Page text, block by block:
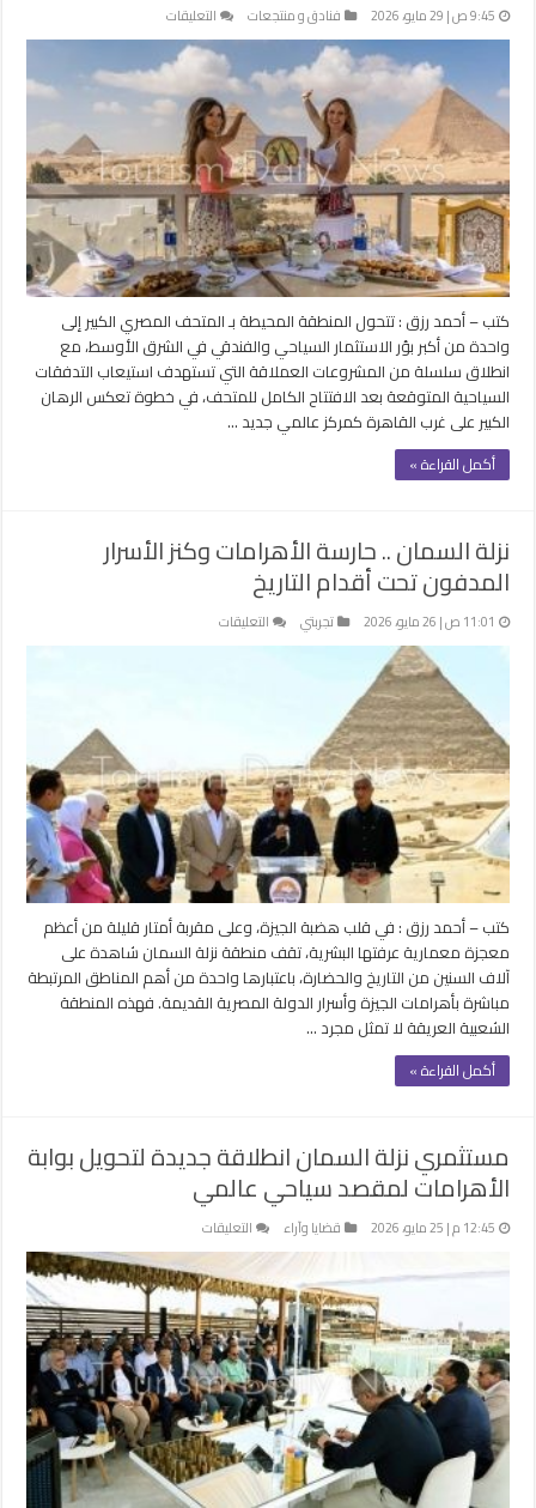
9:45 ص | 29 مايو، 2026 فنادق و منتجعات التعليقات
طفرة
فندقية
حول
المتحف
واستثمارات
كبرى
تعيد
رسم
خريطة
سياحة
مصر
مغلقة
كتب – أحمد رزق : تتحول المنطقة المحيطة بـ المتحف المصري الكبير إلى
واحدة من أكبر بؤر الاستثمار السياحي والفندقي في الشرق الأوسط، مع
انطلاق سلسلة من المشروعات العملاقة التي تستهدف استيعاب التدفقات
السياحية المتوقعة بعد الافتتاح الكامل للمتحف، في خطوة تعكس الرهان
الكبير على غرب القاهرة كمركز عالمي جديد …
أكمل القراءة »
نزلة السمان .. حارسة الأهرامات وكنز الأسرار
المدفون تحت أقدام التاريخ
11:01 ص | 26 مايو، 2026 تجربتي التعليقات
نزلة
وكنز
الأسرار
المدفون
تحت
أقدام
التاريخ
مغلقة
كتب – أحمد رزق : في قلب هضبة الجيزة، وعلى مقربة أمتار قليلة من أعظم
معجزة معمارية عرفتها البشرية، تقف منطقة نزلة السمان شاهدة على
آلاف السنين من التاريخ والحضارة، باعتبارها واحدة من أهم المناطق المرتبطة
مباشرة بأهرامات الجيزة وأسرار الدولة المصرية القديمة. فهذه المنطقة
الشعبية العريقة لا تمثل مجرد …
أكمل القراءة »
مستثمري نزلة السمان انطلاقة جديدة لتحويل بوابة
الأهرامات لمقصد سياحي عالمي
12:45 م | 25 مايو، 2026 قضايا وآراء التعليقات
مستثمري
نزلة
السمان
انطلاقة
جديدة
لتحويل
بوابة
الأهرامات
لمقصد
سياحي
عالمي